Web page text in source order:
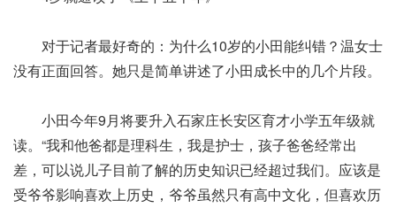
对于记者最好奇的：为什么10岁的小田能纠错？温女士
没有正面回答。她只是简单讲述了小田成长中的几个片段。
小田今年9月将要升入石家庄长安区育才小学五年级就
读。“我和他爸都是理科生，我是护士，孩子爸爸经常出
差，可以说儿子目前了解的历史知识已经超过我们。应该是
受爷爷影响喜欢上历史，爷爷虽然只有高中文化，但喜欢历